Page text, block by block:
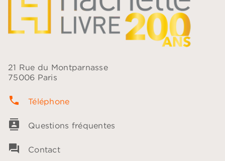
21 Rue du Montparnasse
75006 Paris
phone Téléphone
contacts Questions fréquentes
question_answer Contact